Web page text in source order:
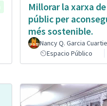
Millorar la xarxa
públic per
més sostenible.
Nancy Q. Garcia
Espacio Público